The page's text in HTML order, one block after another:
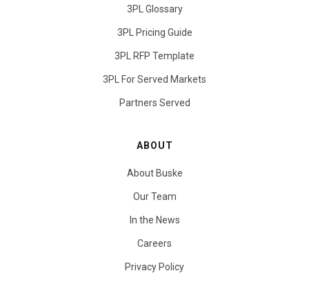
3PL Glossary
3PL Pricing Guide
3PL RFP Template
3PL For Served Markets
Partners Served
ABOUT
About Buske
Our Team
In the News
Careers
Privacy Policy